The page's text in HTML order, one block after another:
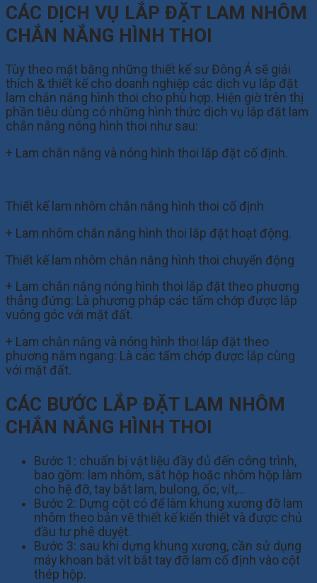
CÁC DỊCH VỤ LẮP ĐẶT LAM NHÔM
CHẮN NẮNG HÌNH THOI
Tùy theo mặt bằng những thiết kế sư Đông Á sẽ giải
thích & thiết kế cho doanh nghiệp các dịch vụ lắp đặt
lam chắn nắng hình thoi cho phù hợp. Hiện giờ trên thị
phần tiêu dùng có những hình thức dịch vụ lắp đặt lam
chắn nắng nóng hình thoi như sau:
+ Lam chắn nắng và nóng hình thoi lắp đặt cố định.
Thiết kế lam nhôm chắn nắng hình thoi cố định
+ Lam nhôm chắn nắng hình thoi lắp đặt hoạt động.
Thiết kế lam nhôm chắn nắng hình thoi chuyển động
+ Lam chắn nắng nóng hình thoi lắp đặt theo phương
thẳng đứng: Là phương pháp các tấm chớp được lắp
vuông góc với mặt đất.
+ Lam chắn nắng và nóng hình thoi lắp đặt theo
phương nằm ngang: Là các tấm chớp được lắp cùng
với mặt đất.
CÁC BƯỚC LẮP ĐẶT LAM NHÔM
CHẮN NẮNG HÌNH THOI
Bước 1: chuẩn bị vật liệu đầy đủ đến công trình,
bao gồm: lam nhôm, sắt hộp hoặc nhôm hộp làm
cho hệ đỡ, tay bắt lam, bulong, ốc, vít,…
Bước 2: Dựng cột có để làm khung xương đỡ lam
nhôm theo bản vẽ thiết kế kiến thiết và được chủ
đầu tư phê duyệt.
Bước 3: sau khi dựng khung xương, cần sử dụng
máy khoan bắt vít bắt tay đỡ lam cố định vào cột
thép hộp.